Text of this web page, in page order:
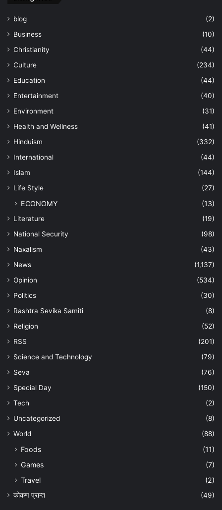
blog
(2)
Business
(10)
Christianity
(44)
Culture
(234)
Education
(44)
Entertainment
(40)
Environment
(31)
Health and Wellness
(41)
Hinduism
(332)
International
(44)
Islam
(144)
Life Style
(27)
ECONOMY (13)
Literature
(19)
National Security
(98)
Naxalism
(43)
News
(1,137)
Opinion
(534)
Politics
(30)
Rashtra Sevika Samiti
(8)
Religion
(52)
RSS
(201)
Science and Technology
(79)
Seva
(76)
Special Day
(150)
Tech
(2)
Uncategorized
(8)
World
(88)
Foods
(11)
Games
(7)
Travel
(2)
कोकण प्रान्त (49)